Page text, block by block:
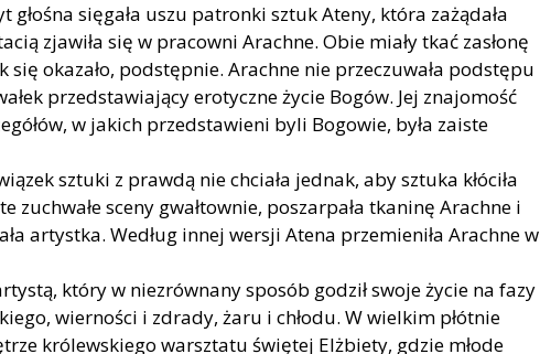
głośna sięgała uszu patronki sztuk Ateny, która zażądała
zjawiła się w pracowni Arachne. Obie miały tkać zasłonę
się okazało, podstępnie. Arachne nie przeczuwała podstępu
przedstawiający erotyczne życie Bogów. Jej znajomość
w jakich przedstawieni byli Bogowie, była zaiste
sztuki z prawdą nie chciała jednak, aby sztuka kłóciła
zuchwałe sceny gwałtownie, poszarpała tkaninę Arachne i
artystka. Według innej wersji Atena przemieniła Arachne w
który w niezrównany sposób godził swoje życie na fazy
wierności i zdrady, żaru i chłodu. W wielkim płótnie
królewskiego warsztatu świętej Elżbiety, gdzie młode